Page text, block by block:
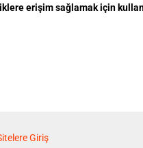
erişim sağlamak için
Giriş